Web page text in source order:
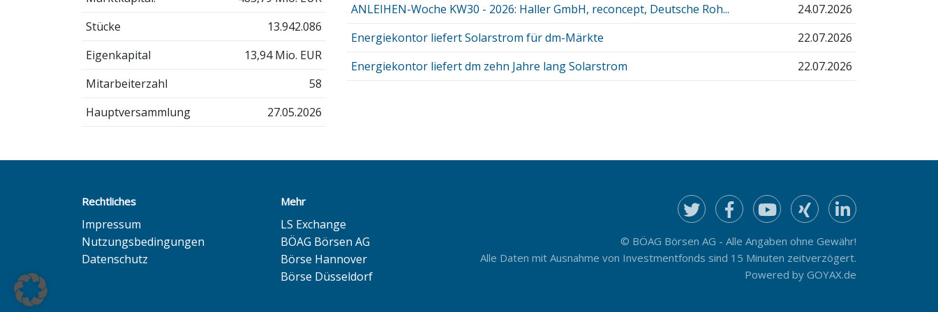
Stücke
13.942.086
Eigenkapital
13,94 Mio. EUR
Mitarbeiterzahl
58
Hauptversammlung
27.05.2026
ANLEIHEN-Woche KW30 - 2026: Haller GmbH, reconcept, Deutsche Roh...
24.07.2026
Energiekontor liefert Solarstrom für dm-Märkte
22.07.2026
Energiekontor liefert dm zehn Jahre lang Solarstrom
22.07.2026
Rechtliches
Impressum
Nutzungsbedingungen
Datenschutz
Mehr
LS Exchange
BÖAG Börsen AG
Börse Hannover
Börse Düsseldorf
© BÖAG Börsen AG - Alle Angaben ohne Gewähr!
Alle Daten mit Ausnahme von Investmentfonds sind 15 Minuten zeitverzögert.
Powered by GOYAX.de